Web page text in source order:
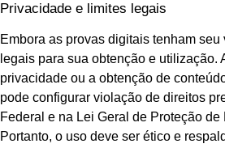
Privacidade e limites legais
Embora as provas digitais tenham
legais para sua obtenção e utilização.
privacidade ou a obtenção de
pode configurar violação de direitos
Federal e na Lei Geral de Proteção de
Portanto, o uso deve ser ético e